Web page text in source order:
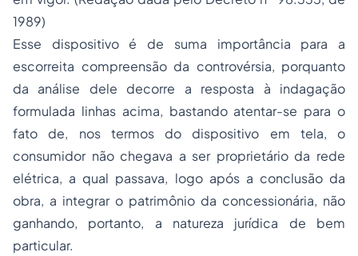
1989)
Esse dispositivo é de suma importância para a
escorreita compreensão da controvérsia, porquanto
da análise dele decorre a resposta à indagação
formulada linhas acima, bastando atentar-se para o
fato de, nos termos do dispositivo em tela, o
consumidor não chegava a ser proprietário da rede
elétrica, a qual passava, logo após a conclusão da
obra, a integrar o patrimônio da concessionária, não
ganhando, portanto, a natureza jurídica de bem
particular.